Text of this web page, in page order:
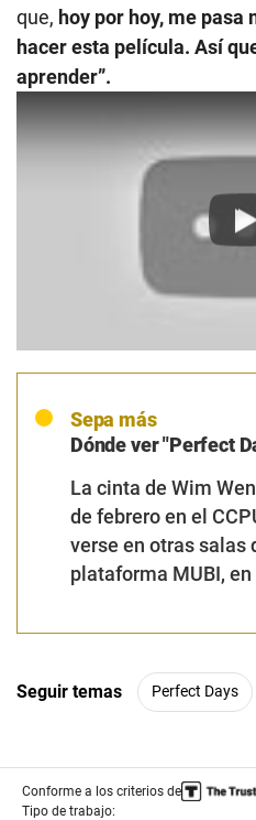
que, hoy por hoy, me pasa
hacer esta película. Así
aprender”.
Sepa más
Dónde ver "Perfect
La cinta de Wim
de febrero en el
verse en otras salas
plataforma MUBI,
Seguir temas Perfect Days
Conforme a los criterios de
Tipo de trabajo: